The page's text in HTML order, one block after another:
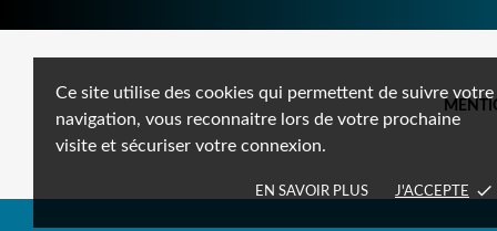
Ce site utilise des cookies qui permettent de suivre votre
navigation, vous reconnaitre lors de votre prochaine
visite et sécuriser votre connexion.
EN SAVOIR PLUS J'ACCEPTE done